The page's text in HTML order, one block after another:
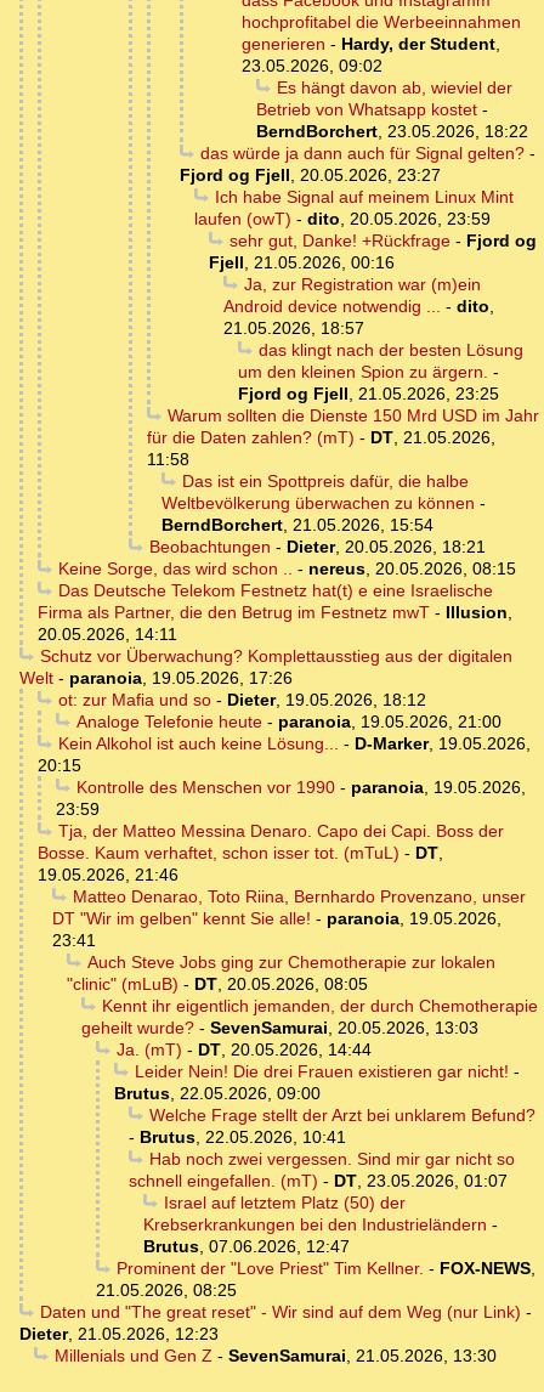
hochprofitabel die Werbeeinnahmen
generieren - Hardy, der Student,
23.05.2026, 09:02
Es hängt davon ab, wieviel der
Betrieb von Whatsapp kostet -
BerndBorchert, 23.05.2026, 18:22
das würde ja dann auch für Signal gelten?-
Fjord og Fjell, 20.05.2026, 23:27
Ich habe Signal auf meinem Linux Mint
laufen (owT) - dito, 20.05.2026, 23:59
sehr gut, Danke! +Rückfrage- Fjord og
Fjell, 21.05.2026, 00:16
Ja, zur Registration war (m)ein
Android device notwendig ... - dito,
21.05.2026, 18:57
das klingt nach der besten Lösung
um den kleinen Spion zu ärgern. -
Fjord og Fjell, 21.05.2026, 23:25
Warum sollten die Dienste 150 Mrd USD im Jahr
für die Daten zahlen? (mT) - DT, 21.05.2026,
11:58
Das ist ein Spottpreis dafür, die halbe
Weltbevölkerung überwachen zu können -
BerndBorchert, 21.05.2026, 15:54
Beobachtungen - Dieter, 20.05.2026, 18:21
Keine Sorge, das wird schon .. - nereus, 20.05.2026, 08:15
Das Deutsche Telekom Festnetz hat(t) e eine Israelische
Firma als Partner, die den Betrug im Festnetz mwT - Illusion,
20.05.2026, 14:11
Schutz vor Überwachung? Komplettausstieg aus der digitalen
Welt - paranoia, 19.05.2026, 17:26
ot: zur Mafia und so- Dieter, 19.05.2026, 18:12
Analoge Telefonie heute- paranoia, 19.05.2026, 21:00
Kein Alkohol ist auch keine Lösung... - D-Marker, 19.05.2026,
20:15
Kontrolle des Menschen vor 1990- paranoia, 19.05.2026,
23:59
Tja, der Matteo Messina Denaro. Capo dei Capi. Boss der
Bosse. Kaum verhaftet, schon isser tot. (mTuL) - DT,
19.05.2026, 21:46
Matteo Denarao, Toto Riina, Bernhardo Provenzano, unser
DT "Wir im gelben" kennt Sie alle! - paranoia, 19.05.2026,
23:41
Auch Steve Jobs ging zur Chemotherapie zur lokalen
"clinic" (mLuB) - DT, 20.05.2026, 08:05
Kennt ihr eigentlich jemanden, der durch Chemotherapie
geheilt wurde? - SevenSamurai, 20.05.2026, 13:03
Ja. (mT) - DT, 20.05.2026, 14:44
Leider Nein! Die drei Frauen existieren gar nicht! -
Brutus, 22.05.2026, 09:00
Welche Frage stellt der Arzt bei unklarem Befund?
- Brutus, 22.05.2026, 10:41
Hab noch zwei vergessen. Sind mir gar nicht so
schnell eingefallen. (mT) - DT, 23.05.2026, 01:07
Israel auf letztem Platz (50) der
Krebserkrankungen bei den Industrieländern -
Brutus, 07.06.2026, 12:47
Prominent der "Love Priest" Tim Kellner. - FOX-NEWS,
21.05.2026, 08:25
Daten und "The great reset" - Wir sind auf dem Weg (nur Link) -
Dieter, 21.05.2026, 12:23
Millenials und Gen Z- SevenSamurai, 21.05.2026, 13:30